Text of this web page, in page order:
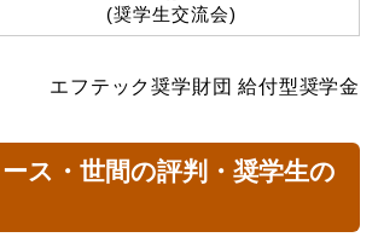
(奨学生交流会)
エフテック奨学財団 給付型奨学金
ス・世間の評判・奨学生の